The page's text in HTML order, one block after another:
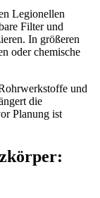
Legionellen
Filter und
In größeren
oder chemische
und
die
Planung ist